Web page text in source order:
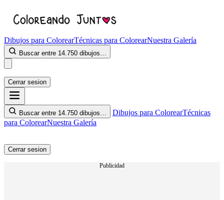
Dibujos para ColorearTécnicas para ColorearNuestra Galería
Buscar entre 14.750 dibujos…
Cerrar sesion
Buscar entre 14.750 dibujos… Dibujos para ColorearTécnicas
para ColorearNuestra Galería
Cerrar sesion
Publicidad